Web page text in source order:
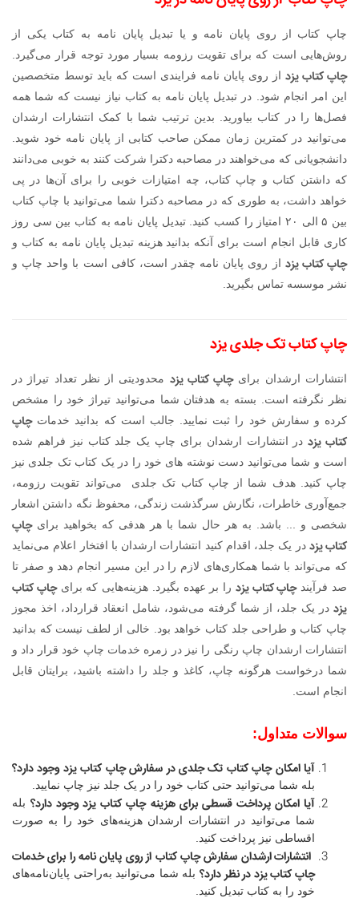
چاپ کتاب از روی پایان نامه و یا تبدیل پایان نامه به کتاب یکی از
روش‌هایی است که برای تقویت رزومه بسیار مورد توجه قرار می‌گیرد.
چاپ کتاب یزد از روی پایان نامه فرایندی است که باید توسط متخصصین
این امر انجام شود. در تبدیل پایان نامه به کتاب نیاز نیست که شما همه
فصل‌ها را در کتاب بیاورید. بدین ترتیب شما با کمک انتشارات ارشدان
می‌توانید در کمترین زمان ممکن صاحب کتابی از پایان نامه خود شوید.
دانشجویانی که می‌خواهند در مصاحبه دکترا شرکت کنند به خوبی می‌دانند
که داشتن کتاب و چاپ کتاب، چه امتیازات خوبی را برای آن‌ها در پی
خواهد داشت، به طوری که در مصاحبه دکترا شما می‌توانید با چاپ کتاب
بین ۵ الی ۲۰ امتیاز را کسب کنید. تبدیل پایان نامه به کتاب بین سی روز
کاری قابل انجام است برای آنکه بدانید هزینه تبدیل پایان نامه به کتاب و
چاپ کتاب یزد از روی پایان نامه چقدر است، کافی است با واحد چاپ و
نشر موسسه تماس بگیرید.
چاپ کتاب تک جلدی یزد
انتشارات ارشدان برایچاپ کتاب یزد محدودیتی از نظر تعداد تیراژ در
نظر نگرفته است. بسته به هدفتان شما می‌توانید تیراژ خود را مشخص
کرده و سفارش خود را ثبت نمایید. جالب است که بدانید خدماتچاپ
کتاب یزددر انتشارات ارشدان برای چاپ یک جلد کتاب نیز فراهم شده
است و شما می‌توانید دست نوشته های خود را در یک کتاب تک جلدی نیز
چاپ کنید. هدف شما از چاپ کتاب تک جلدی می‌تواند تقویت رزومه،
جمع‌آوری خاطرات، نگارش سرگذشت زندگی، محفوظ نگه داشتن اشعار
شخصی و ... باشد. به هر حال شما با هر هدفی که بخواهید برایچاپ
کتاب یزد در یک جلد، اقدام کنید انتشارات ارشدان با افتخار اعلام می‌نماید
که می‌تواند با شما همکاری‌های لازم را در این مسیر انجام دهد و صفر تا
صد فرآیندچاپ کتاب یزد را بر عهده بگیرد. هزینه‌هایی که برایچاپ کتاب
یزد در یک جلد، از شما گرفته می‌شود، شامل انعقاد قرارداد، اخذ مجوز
چاپ کتاب و طراحی جلد کتاب خواهد بود. خالی از لطف نیست که بدانید
انتشارات ارشدان چاپ رنگی را نیز در زمره خدمات چاپ خود قرار داد و
شما درخواست هرگونه چاپ، کاغذ و جلد را داشته باشید، برایتان قابل
انجام است.
سوالات متداول:
آیا امکان چاپ کتاب تک جلدی در سفارش چاپ کتاب یزد وجود دارد؟
بله شما می‌توانید حتی کتاب خود را در یک جلد نیز چاپ نمایید.
آیا امکان پرداخت قسطی برای هزینه چاپ کتاب یزد وجود دارد؟بله
شما می‌توانید در انتشارات ارشدان هزینه‌های خود را به صورت
اقساطی نیز پرداخت کنید.
انتشارات ارشدان سفارش چاپ کتاب از روی پایان نامه را برای خدمات
چاپ کتاب یزد در نظر دارد؟ بله شما می‌توانید به‌راحتی پایان‌نامه‌های
خود را به کتاب تبدیل کنید.